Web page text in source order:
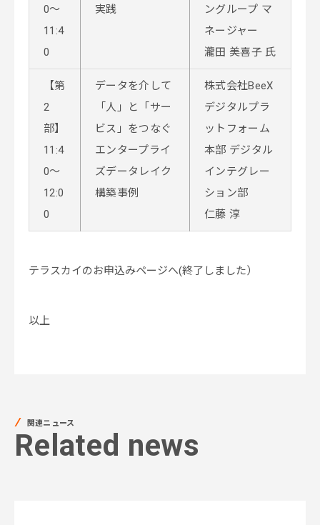
0～
11:4
0
実践
ングループ マ
ネージャー
瀧田 美喜子 氏
【第
2
部】
11:4
0～
12:0
0
データを介して
「人」と「サー
ビス」をつなぐ
エンタープライ
ズデータレイク
構築事例
株式会社BeeX
デジタルプラ
ットフォーム
本部 デジタル
インテグレー
ション部
仁藤 淳
テラスカイのお申込みページへ(終了しました）
以上
関連ニュース
Related news